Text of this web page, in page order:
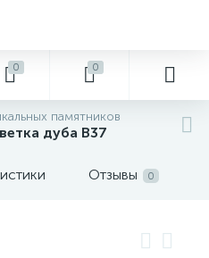
0 0
памятников
дуба В37
Отзывы 0